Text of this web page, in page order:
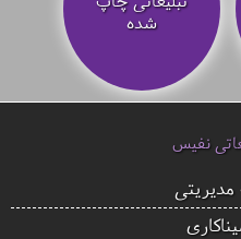
شده
نفیس